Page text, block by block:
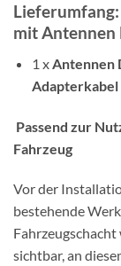
mit Antennen
1 x Antennen
Adapterkabel
Passend zur
Fahrzeug
Vor der
bestehende
sichtbar, an